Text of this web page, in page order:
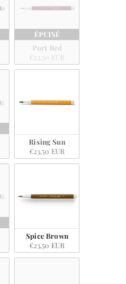
ÉPUISÉ
Port Red
€23,50 EUR
Rising Sun
€23,50 EUR
Spice Brown
€23,50 EUR